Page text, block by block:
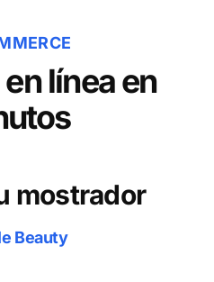
línea en
mostrador
Beauty